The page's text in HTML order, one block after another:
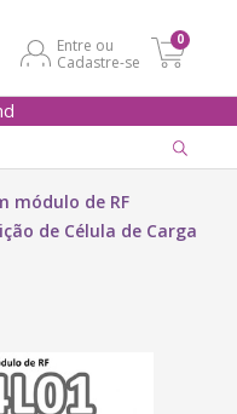
Entre ou
Cadastre-se
0
módulo de RF
de Célula de Carga